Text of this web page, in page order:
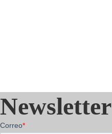
Newsletter